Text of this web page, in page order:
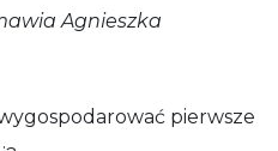
Agnieszka Jankowska-
Agnieszka
pierwsze